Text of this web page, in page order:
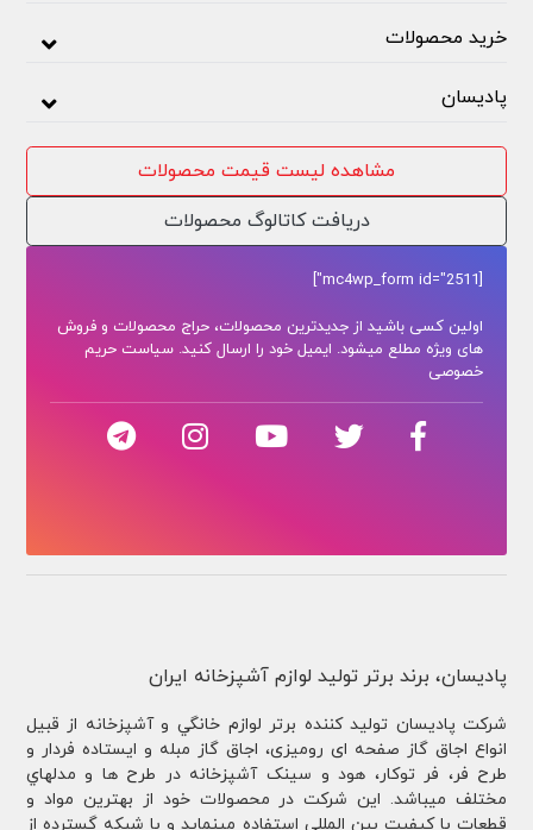
خرید محصولات
پادیسان
مشاهده لیست قیمت محصولات
دریافت کاتالوگ محصولات
[mc4wp_form id="2511"]
اولین کسی باشید از جدیدترین محصولات، حراج محصولات و فروش
های ویژه مطلع میشود. ایمیل خود را ارسال کنید. سیاست حریم
خصوصی
پادیسان، برند برتر تولید لوازم آشپزخانه ایران
شركت پادیسان توليد کننده برتر لوازم خانگي و آشپزخانه از قبيل
انواع اجاق گاز صفحه ای رومیزی، اجاق گاز مبله و ایستاده فردار و
طرح فر، فر توكار، هود و سینک آشپزخانه در طرح ها و مدلهاي
مختلف ميباشد. این شرکت در محصولات خود از بهترین مواد و
قطعات با کیفیت بین المللی استفاده مینماید و با شبکه گسترده از